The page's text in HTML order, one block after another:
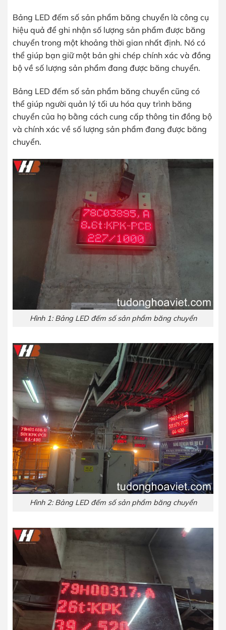
Bảng LED đếm số sản phẩm băng chuyển là công cụ
hiệu quả để ghi nhận số lượng sản phẩm được băng
chuyển trong một khoảng thời gian nhất định. Nó có
thể giúp bạn giữ một bản ghi chép chính xác và đồng
bộ về số lượng sản phẩm đang được băng chuyển.
Bảng LED đếm số sản phẩm băng chuyển cũng có
thể giúp người quản lý tối ưu hóa quy trình băng
chuyển của họ bằng cách cung cấp thông tin đồng bộ
và chính xác về số lượng sản phẩm đang được băng
chuyển.
Hình 1: Bảng LED đếm số sản phẩm băng chuyển
Hình 2: Bảng LED đếm số sản phẩm băng chuyển